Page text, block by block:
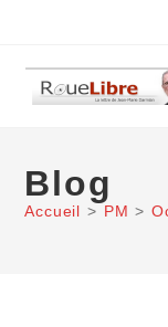
content
Blog
Accueil > PM >